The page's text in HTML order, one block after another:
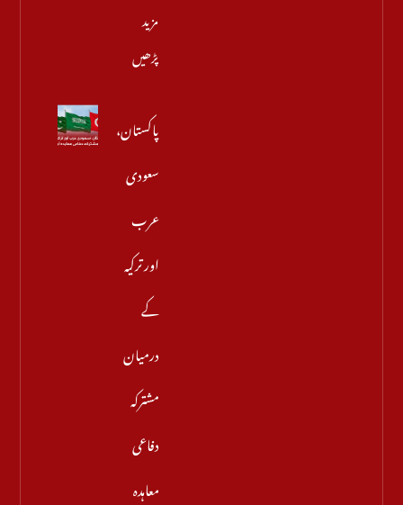
مزید
پڑھیں
پاکستان،
سعودی
عرب
اور ترکیہ
کے
درمیان
مشترکہ
دفاعی
معاہدہ